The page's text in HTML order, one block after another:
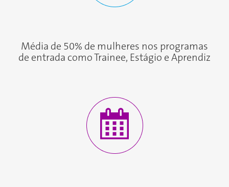
Média de 50% de mulheres nos programas
de entrada como Trainee, Estágio e Aprendiz